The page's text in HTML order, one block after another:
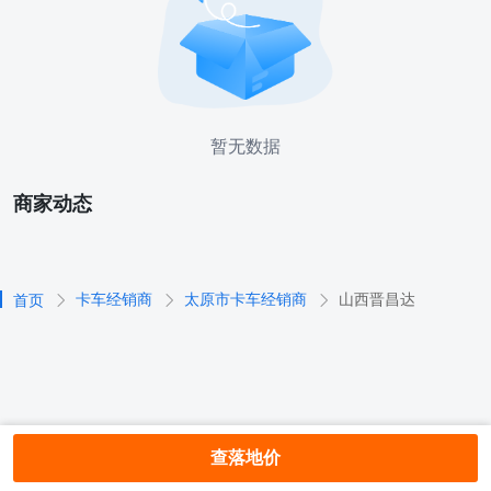
暂无数据
商家动态
首页 卡车经销商 太原市卡车经销商 山西晋昌达
查落地价